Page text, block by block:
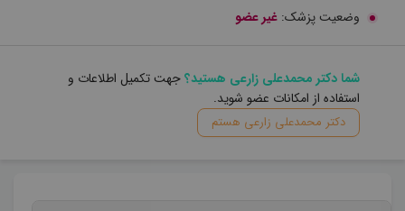
وضعیت پزشک: غیر عضو
شما دکتر محمدعلی زارعی هستید؟جهت تکمیل اطلاعات و
استفاده از امکانات عضو شوید.
دکتر محمدعلی زارعی هستم